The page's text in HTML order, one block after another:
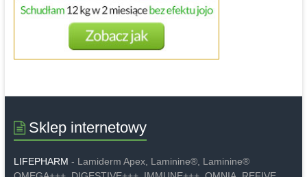
Sklep internetowy
LIFEPHARM - Lamiderm Apex, Laminine®, Laminine®